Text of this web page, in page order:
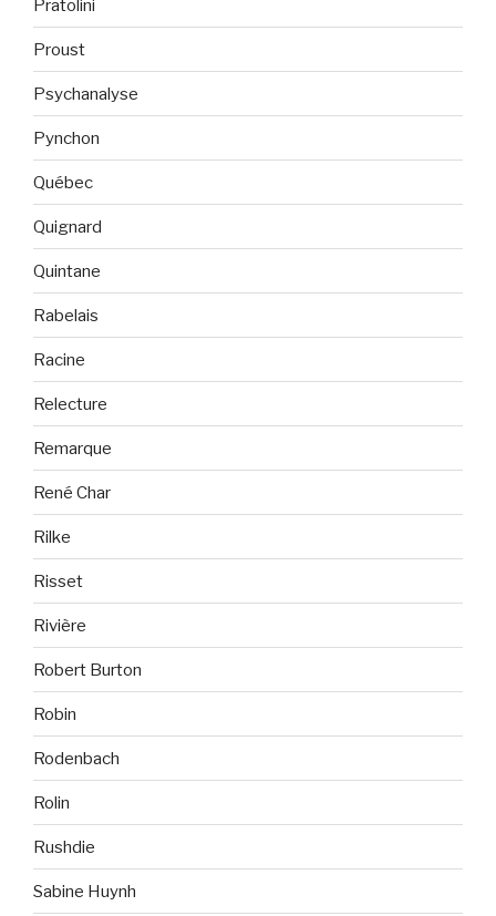
Pratolini
Proust
Psychanalyse
Pynchon
Québec
Quignard
Quintane
Rabelais
Racine
Relecture
Remarque
René Char
Rilke
Risset
Rivière
Robert Burton
Robin
Rodenbach
Rolin
Rushdie
Sabine Huynh